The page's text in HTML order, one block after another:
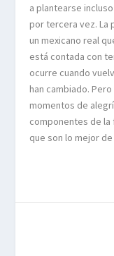
a plantearse
por tercera vez. La
un mexicano real
está contada con
ocurre cuando
han cambiado.
momentos de
componentes de la
que son lo mejor de